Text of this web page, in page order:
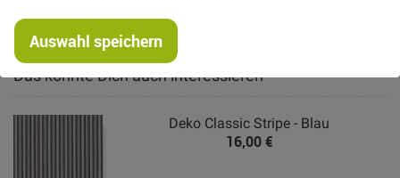
Auswahl speichern
Das könnte Dich auch interessieren
Deko Classic Stripe - Blau
16,00 €